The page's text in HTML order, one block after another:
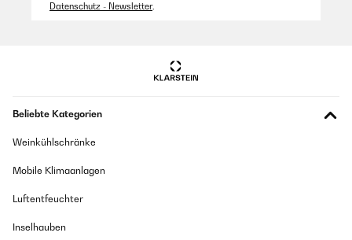
Datenschutz - Newsletter.
Beliebte Kategorien
Weinkühlschränke
Mobile Klimaanlagen
Luftentfeuchter
Inselhauben